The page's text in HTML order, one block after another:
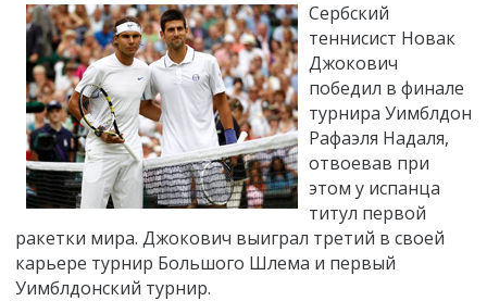
Сербский
теннисист Новак
Джокович
победил в финале
турнира Уимблдон
Рафаэля Надаля,
отвоевав при
этом у испанца
титул первой
ракетки мира. Джокович выиграл третий в своей
карьере турнир Большого Шлема и первый
Уимблдонский турнир.